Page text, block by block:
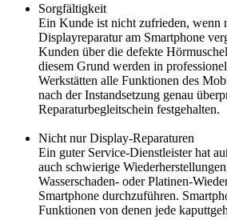
Sorgfältigkeit
Ein Kunde ist nicht zufrieden, wenn
Displayreparatur am Smartphone
Kunden über die defekte
diesem Grund werden in
Werkstätten alle Funktionen des
nach der Instandsetzung genau
Reparaturbegleitschein festgehalten.
Nicht nur Display-Reparaturen
Ein guter Service-Dienstleister hat
auch schwierige
Wasserschaden- oder Platinen-
Smartphone durchzuführen.
Funktionen von denen jede